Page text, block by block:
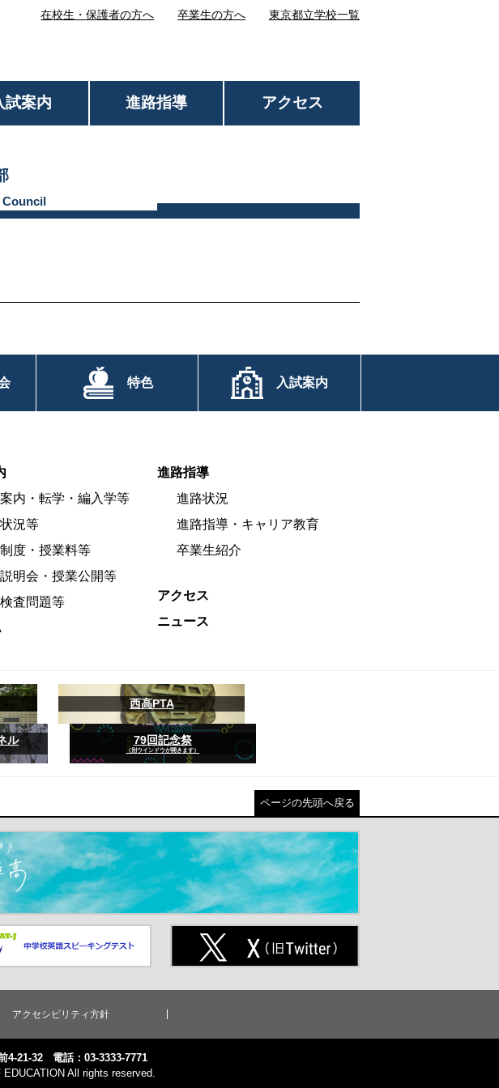
試案内 進路指導 アクセス
在校生・保護者の方へ 卒業生の方へ 東京都立学校一覧
特色 入試案内
内・転学・編入学等
況等
度・授業料等
明会・授業公開等
査問題等
進路指導
進路状況
進路指導・キャリア教育
卒業生紹介
アクセス
ニュース
西高PTA
ル 79回記念祭
（別ウインドウが開きます）
ページの先頭へ戻る
英語スピーキングテスト
インドウが開きます）
X(旧Twitter)（別ウインドウが開
きます）
アクセシビリティ方針
4-21-32
電話：03-3333-7771
All rights reserved.